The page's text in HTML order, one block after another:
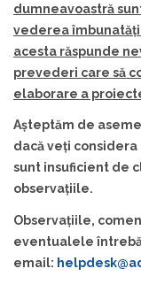
dumneavoastră
vederea
acesta răspunde
prevederi care să
elaborare a
Așteptăm de
dacă veți
sunt insuficient de
observațiile.
Observațiile,
eventualele
email: